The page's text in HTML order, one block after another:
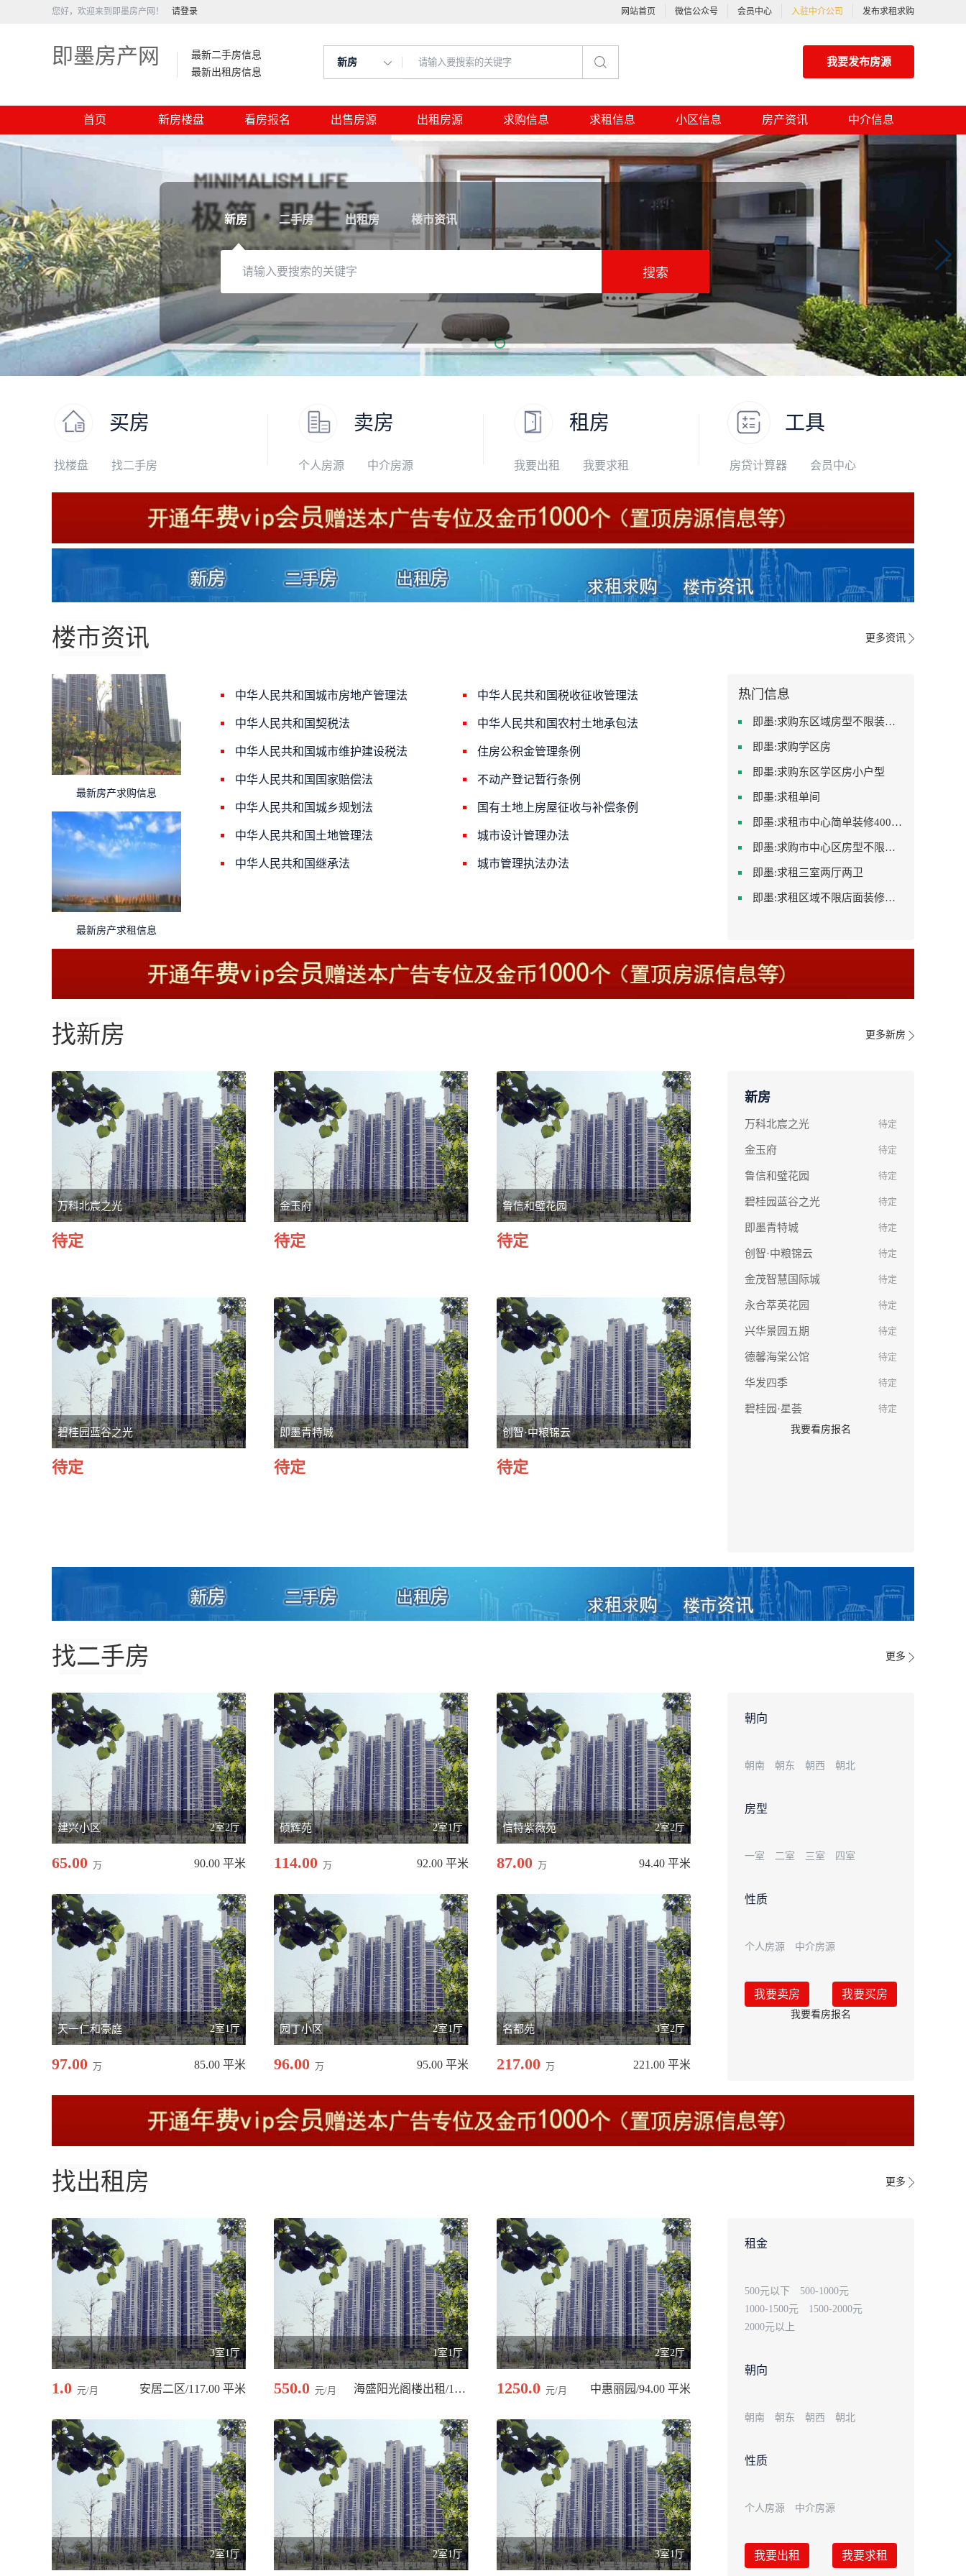
您好，欢迎来到即墨房产网！ 请登录 网站首页 微信公众号 会员中心 入驻中介公司 发布求租求购
即墨房产网
最新二手房信息
最新出租房信息
新房 我要发布房源
首页 新房楼盘 看房报名 出售房源 出租房源 求购信息 求租信息 小区信息 房产资讯 中介信息
新房 二手房 出租房 楼市资讯
搜索
买房
找楼盘 找二手房
卖房
个人房源 中介房源
租房
我要出租 我要求租
工具
房贷计算器 会员中心
楼市资讯 更多资讯
最新房产求购信息
最新房产求租信息
中华人民共和国城市房地产管理法
中华人民共和国契税法
中华人民共和国城市维护建设税法
中华人民共和国国家赔偿法
中华人民共和国城乡规划法
中华人民共和国土地管理法
中华人民共和国继承法
中华人民共和国税收征收管理法
中华人民共和国农村土地承包法
住房公积金管理条例
不动产登记暂行条例
国有土地上房屋征收与补偿条例
城市设计管理办法
城市管理执法办法
热门信息
即墨:求购东区域房型不限装修不限
即墨:求购学区房
即墨:求购东区学区房小户型
即墨:求租单间
即墨:求租市中心简单装修400-500
即墨:求购市中心区房型不限一室一厅一卫简单装修
即墨:求租三室两厅两卫
即墨:求租区域不限店面装修不限
找新房 更多新房
万科北宸之光
待定
金玉府
待定
鲁信和璧花园
待定
碧桂园蓝谷之光
待定
即墨青特城
待定
创智·中粮锦云
待定
新房
万科北宸之光 待定
金玉府 待定
鲁信和璧花园 待定
碧桂园蓝谷之光 待定
即墨青特城 待定
创智·中粮锦云 待定
金茂智慧国际城 待定
永合萃英花园 待定
兴华景园五期 待定
德馨海棠公馆 待定
华发四季 待定
碧桂园·星荟
待定
我要看房报名
找二手房 更多
建兴小区 2室2厅
65.00 万 90.00 平米
硕辉苑 2室1厅
114.00 万 92.00 平米
信特紫薇苑 2室2厅
87.00 万 94.40 平米
天一仁和豪庭 2室1厅
97.00 万 85.00 平米
园丁小区 2室1厅
96.00 万 95.00 平米
名都苑 3室2厅
217.00 万 221.00 平米
朝向
朝南 朝东 朝西 朝北
房型
一室 二室 三室 四室
性质
个人房源 中介房源
我要卖房 我要买房
我要看房报名
找出租房 更多
3室1厅
1.0 元/月 安居二区/117.00 平米
1室1厅
550.0 元/月 海盛阳光阁楼出租/100.00 平米
2室2厅
1250.0 元/月 中惠丽园/94.00 平米
2室1厅 2室1厅 3室1厅
租金
500元以下
500-1000元
1000-1500元
1500-2000元
2000元以上
朝向
朝南 朝东 朝西 朝北
性质
个人房源 中介房源
我要出租 我要求租